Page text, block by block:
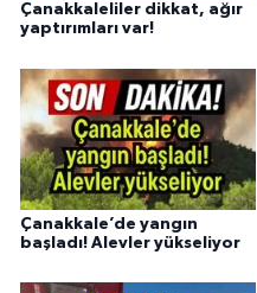
Çanakkaleliler dikkat, ağır
yaptırımları var!
Çanakkale’de yangın
başladı! Alevler yükseliyor